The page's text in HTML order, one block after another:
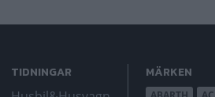
TIDNINGAR MÄRKEN